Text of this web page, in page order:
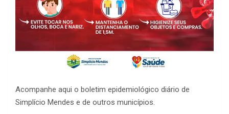
Acompanhe aqui o boletim epidemiológico diário de
Simplício Mendes e de outros municípios.